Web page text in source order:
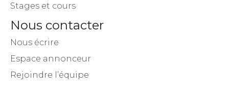
Stages et cours
Nous contacter
Nous écrire
Espace annonceur
Rejoindre l’équipe